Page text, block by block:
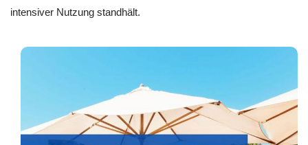
intensiver Nutzung standhält.